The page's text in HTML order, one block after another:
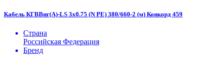
Кабель КГВВнг(А)-LS 3х0.75 (N PE) 380/660-2 (м) Конкорд 459
Страна
Российская Федерация
Бренд